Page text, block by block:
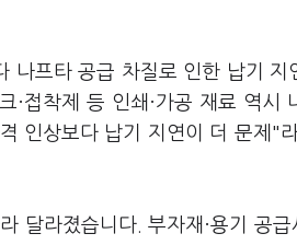
나프타 공급 차질로 인한 납기 지
·접착제 등 인쇄·가공 재료 역시
인상보다 납기 지연이 더 문제"
달라졌습니다. 부자재·용기 공